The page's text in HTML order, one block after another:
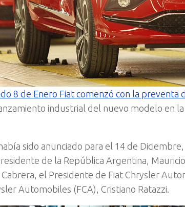
8 de Enero Fiat comenzó con la preventa
industrial del nuevo modelo en
sido anunciado para el 14 de
de la República Argentina,
el Presidente de Fiat Chrysler
Automobiles (FCA), Cristiano Ratazzi.